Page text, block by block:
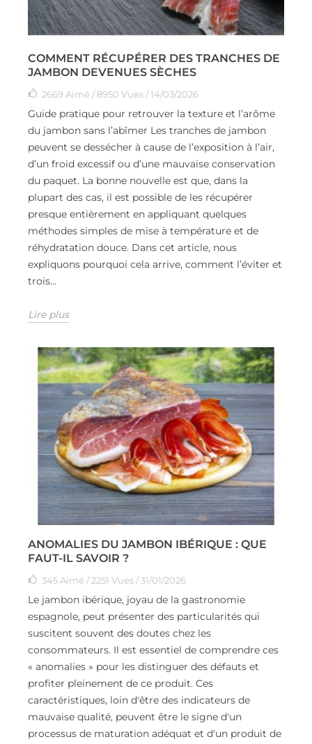
COMMENT RÉCUPÉRER DES TRANCHES DE
JAMBON DEVENUES SÈCHES
2669 Aimé / 8950 Vues / 14/03/2026
Guide pratique pour retrouver la texture et l’arôme
du jambon sans l’abîmer Les tranches de jambon
peuvent se dessécher à cause de l’exposition à l’air,
d’un froid excessif ou d’une mauvaise conservation
du paquet. La bonne nouvelle est que, dans la
plupart des cas, il est possible de les récupérer
presque entièrement en appliquant quelques
méthodes simples de mise à température et de
réhydratation douce. Dans cet article, nous
expliquons pourquoi cela arrive, comment l’éviter et
trois...
Lire plus
ANOMALIES DU JAMBON IBÉRIQUE : QUE
FAUT-IL SAVOIR ?
345 Aimé / 2251 Vues / 31/01/2026
Le jambon ibérique, joyau de la gastronomie
espagnole, peut présenter des particularités qui
suscitent souvent des doutes chez les
consommateurs. Il est essentiel de comprendre ces
« anomalies » pour les distinguer des défauts et
profiter pleinement de ce produit. Ces
caractéristiques, loin d'être des indicateurs de
mauvaise qualité, peuvent être le signe d'un
processus de maturation adéquat et d'un produit de